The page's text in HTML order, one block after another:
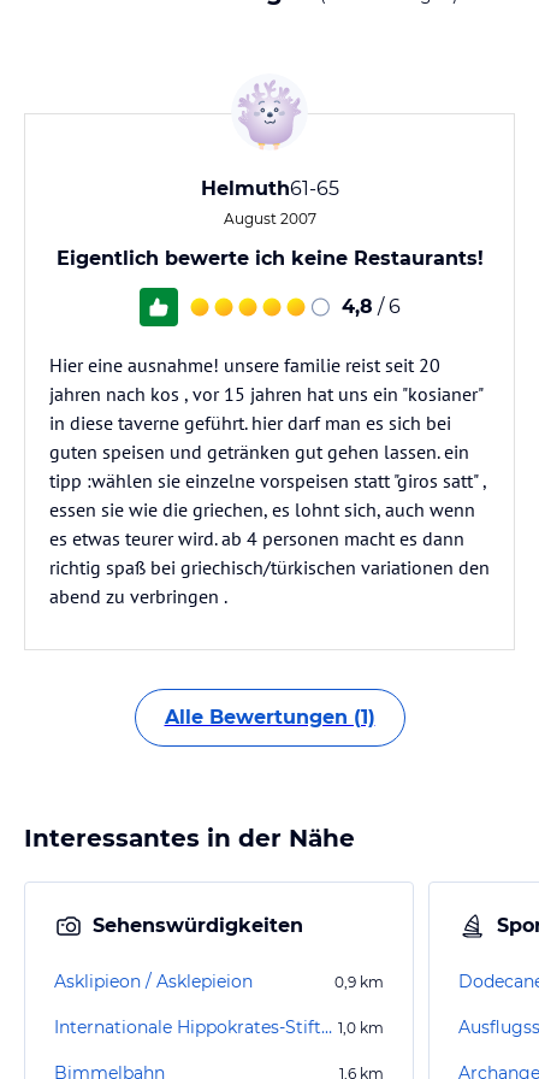
Helmuth61-65
August 2007
Eigentlich bewerte ich keine Restaurants!
4,8 / 6
Hier eine ausnahme! unsere familie reist seit 20
jahren nach kos , vor 15 jahren hat uns ein "kosianer"
in diese taverne geführt. hier darf man es sich bei
guten speisen und getränken gut gehen lassen. ein
tipp :wählen sie einzelne vorspeisen statt "giros satt" ,
essen sie wie die griechen, es lohnt sich, auch wenn
es etwas teurer wird. ab 4 personen macht es dann
richtig spaß bei griechisch/türkischen variationen den
abend zu verbringen .
Alle Bewertungen (1)
Interessantes in der Nähe
Sehenswürdigkeiten
Asklipieon / Asklepieion 0,9 km
Internationale Hippokrates-Stiftung 1,0 km
Bimmelbahn 1,6 km